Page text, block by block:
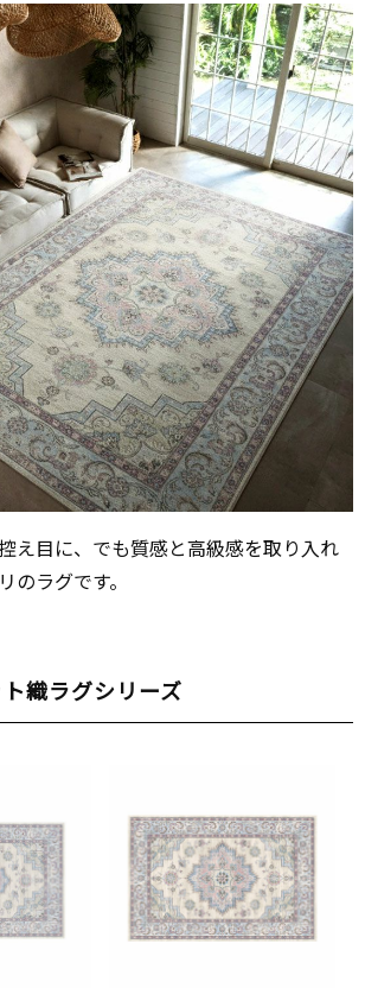
え目に、でも質感と高級感を取り入れ
のラグです。
織ラグシリーズ